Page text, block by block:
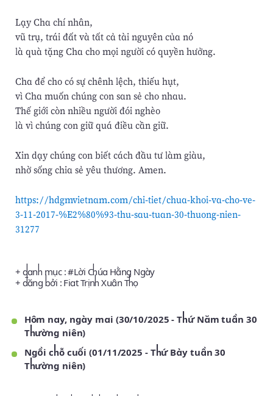
Lạy Cha chí nhân,
vũ trụ, trái đất và tất cả tài nguyên của nó
là quà tặng Cha cho mọi người có quyền hưởng.
Cha để cho có sự chênh lệch, thiếu hụt,
vì Cha muốn chúng con san sẻ cho nhau.
Thế giới còn nhiều người đói nghèo
là vì chúng con giữ quá điều cần giữ.
Xin dạy chúng con biết cách đầu tư làm giàu,
nhờ sống chia sẻ yêu thương. Amen.
https://hdgmvietnam.com/chi-tiet/chua-khoi-va-cho-ve-
3-11-2017-%E2%80%93-thu-sau-tuan-30-thuong-nien-
31277
+ danh mục : #Lời Chúa Hằng Ngày
+ đăng bởi : Fiat Trịnh Xuân Thọ
Hôm nay, ngày mai (30/10/2025 - Thứ Năm tuần 30
Thường niên)
Ngồi chỗ cuối (01/11/2025 - Thứ Bảy tuần 30
Thường niên)